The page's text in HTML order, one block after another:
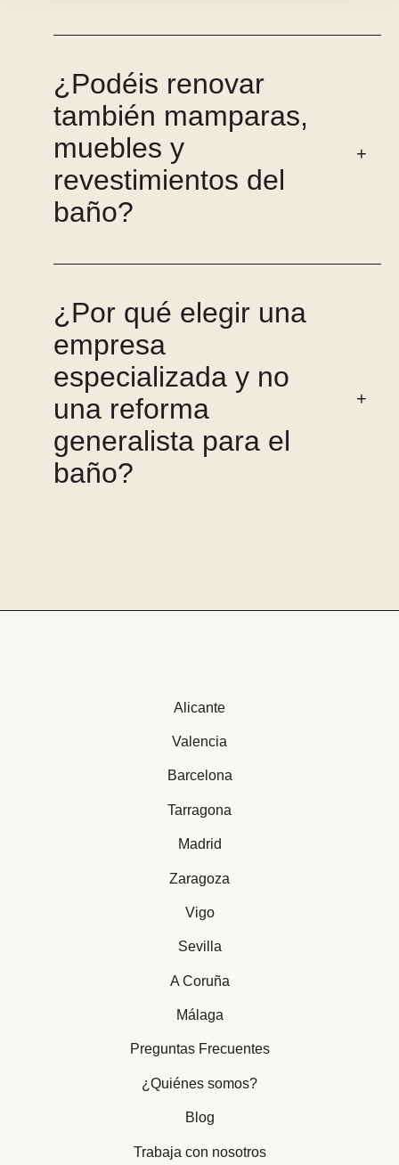
¿Podéis renovar
también mamparas,
muebles y
revestimientos del
baño?
¿Por qué elegir una
empresa
especializada y no
una reforma
generalista para el
baño?
Alicante
Valencia
Barcelona
Tarragona
Madrid
Zaragoza
Vigo
Sevilla
A Coruña
Málaga
Preguntas Frecuentes
¿Quiénes somos?
Blog
Trabaja con nosotros